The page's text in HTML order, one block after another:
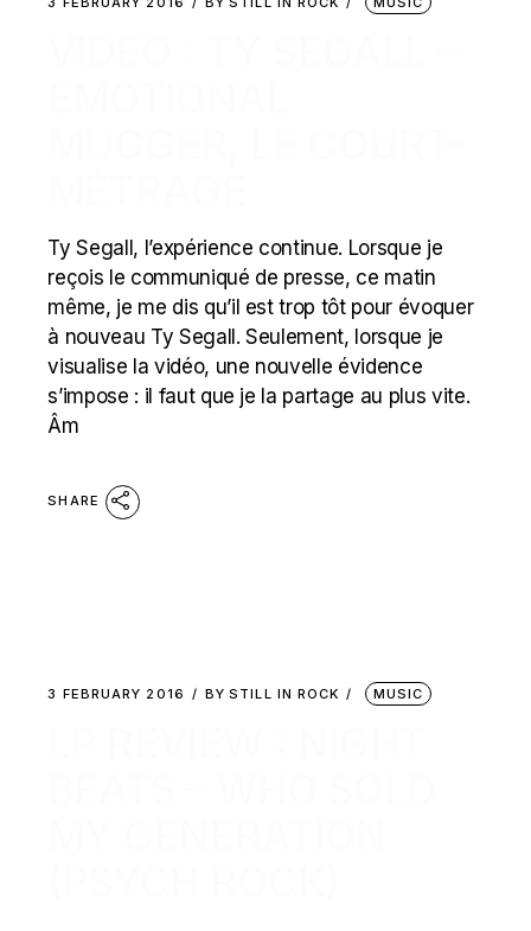
Ty Segall, l’expérience continue. Lorsque je
reçois le communiqué de presse, ce matin
même, je me dis qu’il est trop tôt pour évoquer
à nouveau Ty Segall. Seulement, lorsque je
visualise la vidéo, une nouvelle évidence
s’impose : il faut que je la partage au plus vite.
Âm
SHARE
3 FEBRUARY 2016 BY STILL IN ROCK MUSIC